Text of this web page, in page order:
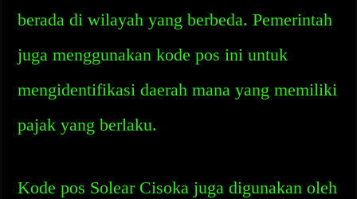
berada di wilayah yang berbeda. Pemerintah
juga menggunakan kode pos ini untuk
mengidentifikasi daerah mana yang memiliki
pajak yang berlaku.
Kode pos Solear Cisoka juga digunakan oleh